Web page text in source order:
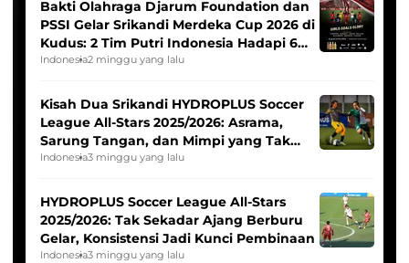
Bakti Olahraga Djarum Foundation dan
PSSI Gelar Srikandi Merdeka Cup 2026 di
Kudus: 2 Tim Putri Indonesia Hadapi 6
Tim Asia
Indonesia2 minggu yang lalu
Kisah Dua Srikandi HYDROPLUS Soccer
League All-Stars 2025/2026: Asrama,
Sarung Tangan, dan Mimpi yang Tak
Pernah Padam
Indonesia3 minggu yang lalu
HYDROPLUS Soccer League All-Stars
2025/2026: Tak Sekadar Ajang Berburu
Gelar, Konsistensi Jadi Kunci Pembinaan
Indonesia3 minggu yang lalu